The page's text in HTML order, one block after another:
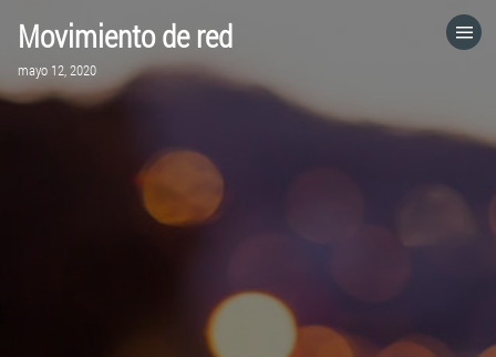
Movimiento de red
mayo 12, 2020
HOME
CATEGORÍAS
IR A